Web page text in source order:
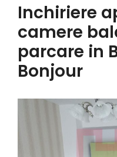
Inchiriere
camere
parcare in
Bonjour